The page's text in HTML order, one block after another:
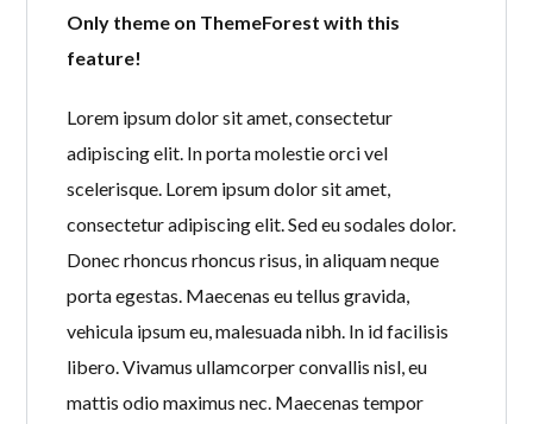
Only theme on ThemeForest with this
feature!
Lorem ipsum dolor sit amet, consectetur
adipiscing elit. In porta molestie orci vel
scelerisque. Lorem ipsum dolor sit amet,
consectetur adipiscing elit. Sed eu sodales dolor.
Donec rhoncus rhoncus risus, in aliquam neque
porta egestas. Maecenas eu tellus gravida,
vehicula ipsum eu, malesuada nibh. In id facilisis
libero. Vivamus ullamcorper convallis nisl, eu
mattis odio maximus nec. Maecenas tempor